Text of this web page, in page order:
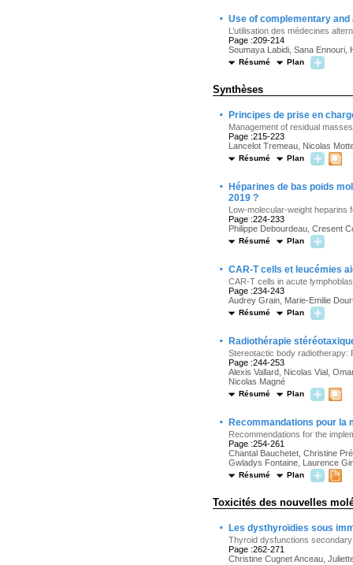
· Use of complementary
L’utilisation des médecines
Page :209-214
Soumaya Labidi, Sana Ennouri,
Résumé Plan
Synthèses
· Principes de prise en
Management of residual
Page :215-223
Lancelot Tremeau, Nicolas
Résumé Plan
·
Héparines de bas poids
2019 ?
Low-molecular-weight heparins
Page :224-233
Philippe Debourdeau, Cresent
Résumé Plan
· CAR-T cells et leucémies
CAR-T cells in acute
Page :234-243
Audrey Grain, Marie-Emilie
Résumé Plan
· Radiothérapie
Stereotactic body radiotherapy:
Page :244-253
Alexis Vallard, Nicolas Vial,
Nicolas Magné
Résumé Plan
· Recommandations pour la
Recommendations for the
Page :254-261
Chantal Bauchetet, Christine
Gwladys Fontaine, Laurence
Résumé Plan
Toxicités des nouvelles
· Les dysthyroïdies sous
Thyroid dysfunctions
Page :262-271
Christine Cugnet Anceau,